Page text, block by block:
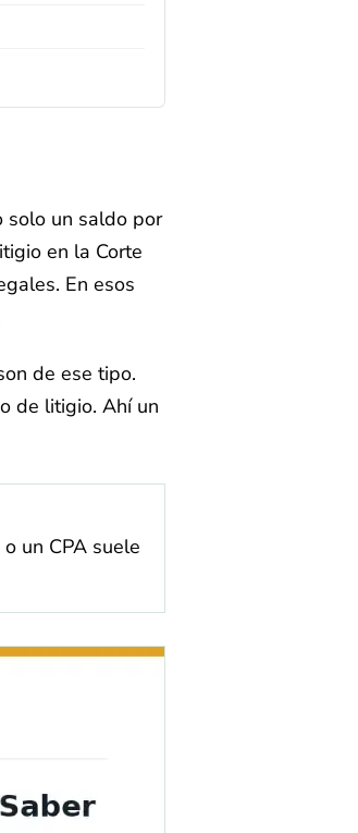
solo un saldo por
en la Corte
En esos
de ese tipo.
de litigio. Ahí un
un CPA suele